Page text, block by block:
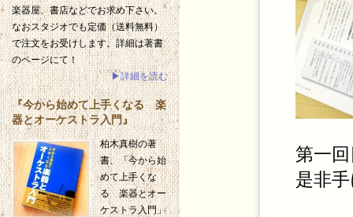
第一
是非
楽器屋、書店などでお求め下さい。
なおスタジオでも定価（送料無料）
で注文をお受けします。詳細は著書
のページにて！
▶詳細を読む
『今から始めて上手くなる 楽
器とオーケストラ入門』
柏木真樹の著
書、「今から始
めて上手くな
る 楽器とオー
ケストラ入門」